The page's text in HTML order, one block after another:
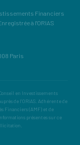
Financiers
à l'ORIAS
Paris
en Investissements
de l'ORIAS. Adhérente de
Financiers (AMF) et de
présentes sur ce